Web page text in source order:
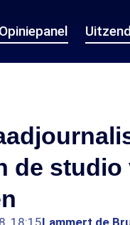
Opiniepanel
de studio
18:15Lammert de